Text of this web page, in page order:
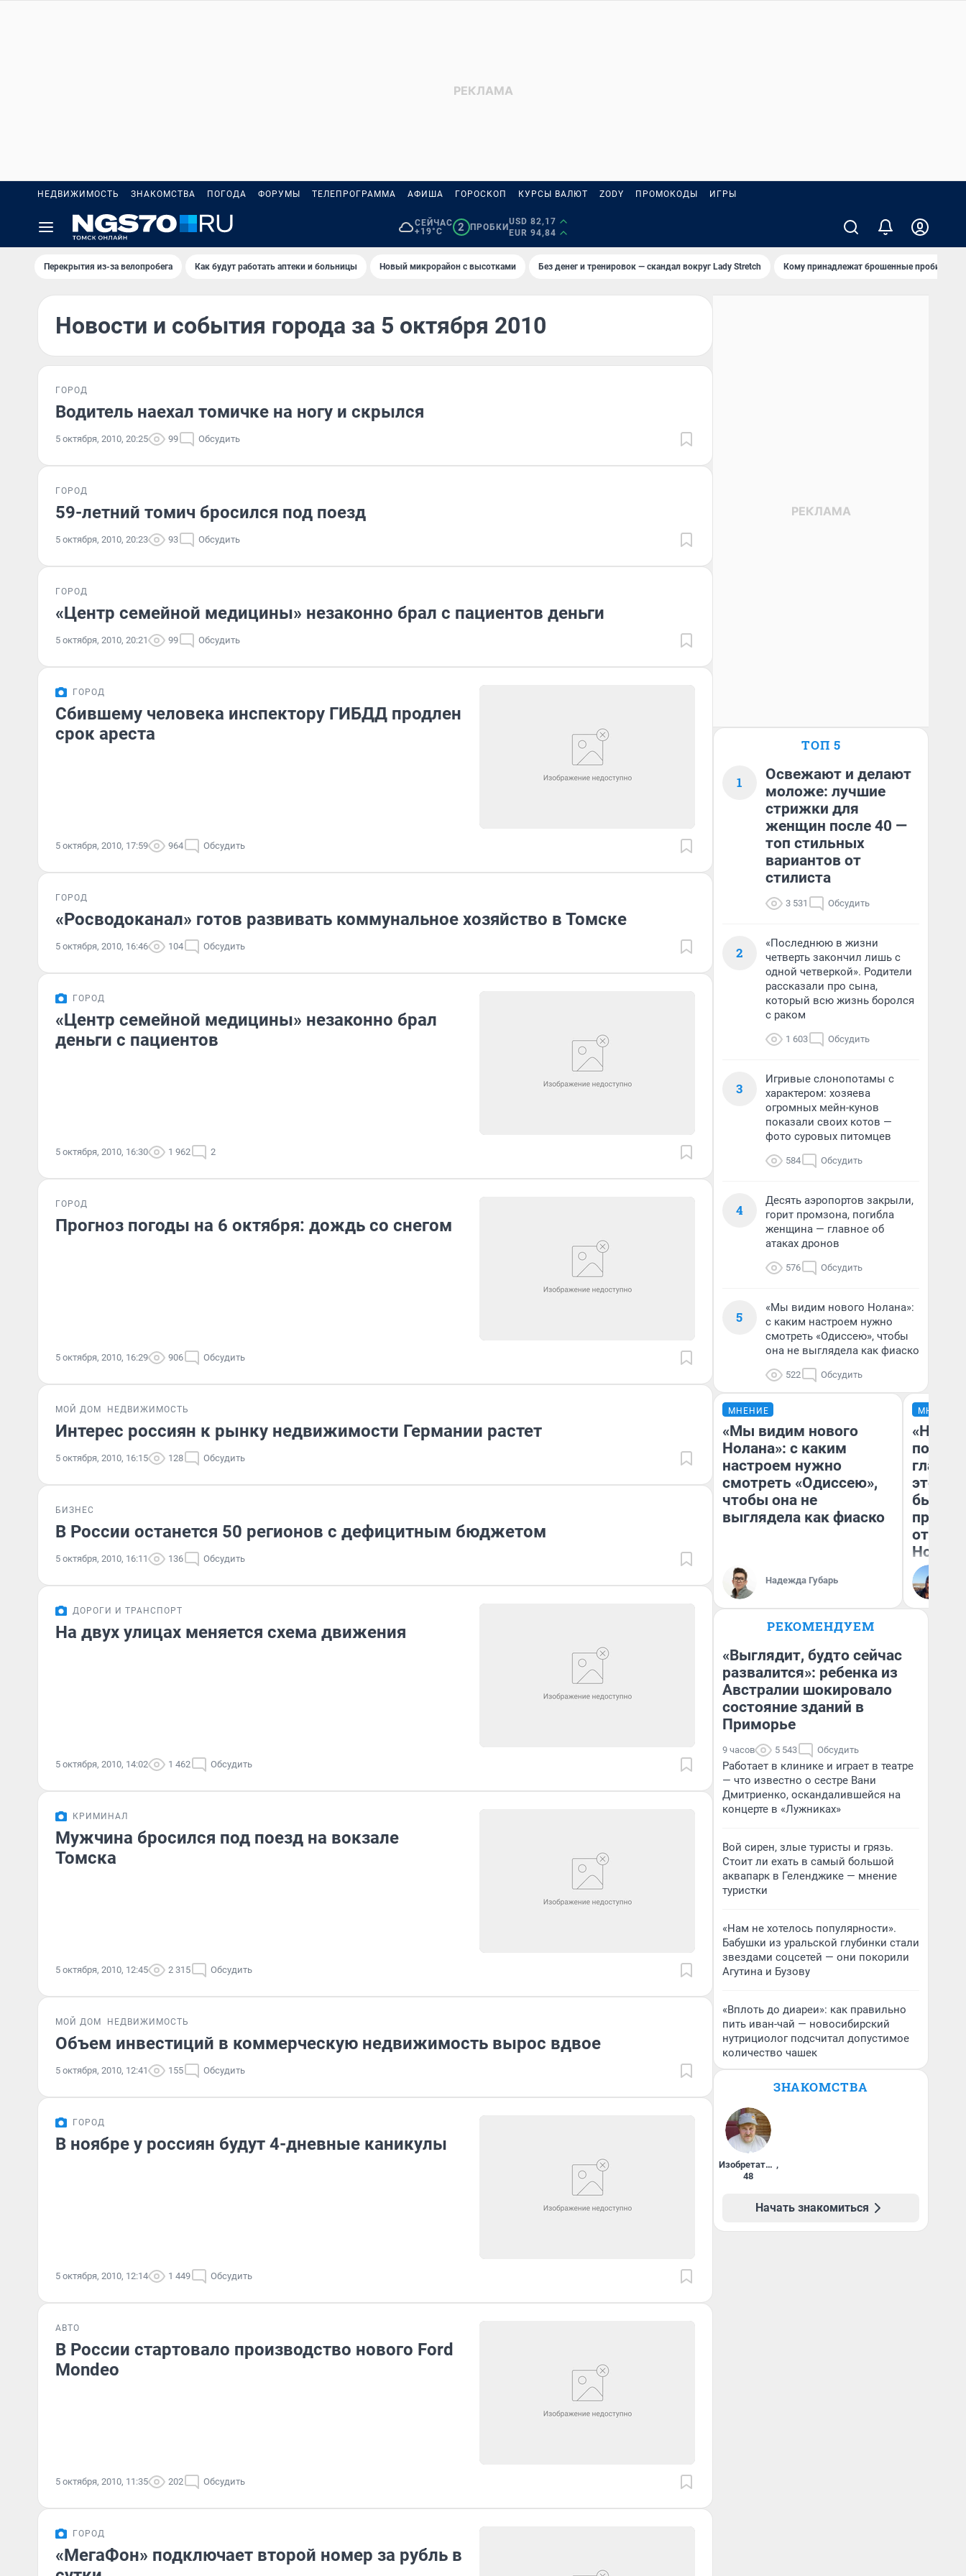
НЕДВИЖИМОСТЬ ЗНАКОМСТВА ПОГОДА ФОРУМЫ ТЕЛЕПРОГРАММА АФИША ГОРОСКОП КУРСЫ ВАЛЮТ ZODY ПРОМОКОДЫ ИГРЫ
СЕЙЧАС
+19°C
2 ПРОБКИ
USD 82,17
EUR 94,84
Перекрытия из-за велопробега Как будут работать аптеки и больницы Новый микрорайон с высотками Без денег и тренировок — скандал вокруг Lady Stretch Кому принадлежат брошенные пробирки?
Новости и события города за 5 октября 2010
ГОРОД
Водитель наехал томичке на ногу и скрылся
5 октября, 2010, 20:25 99 Обсудить
ГОРОД
59-летний томич бросился под поезд
5 октября, 2010, 20:23 93 Обсудить
ГОРОД
«Центр семейной медицины» незаконно брал с пациентов деньги
5 октября, 2010, 20:21 99 Обсудить
ГОРОД
Сбившему человека инспектору ГИБДД продлен
срок ареста
5 октября, 2010, 17:59 964 Обсудить
ГОРОД
«Росводоканал» готов развивать коммунальное хозяйство в Томске
5 октября, 2010, 16:46 104 Обсудить
ГОРОД
«Центр семейной медицины» незаконно брал
деньги с пациентов
5 октября, 2010, 16:30 1 962 2
ГОРОД
Прогноз погоды на 6 октября: дождь со снегом
5 октября, 2010, 16:29 906 Обсудить
МОЙ ДОМ НЕДВИЖИМОСТЬ
Интерес россиян к рынку недвижимости Германии растет
5 октября, 2010, 16:15 128 Обсудить
БИЗНЕС
В России останется 50 регионов с дефицитным бюджетом
5 октября, 2010, 16:11 136 Обсудить
ДОРОГИ И ТРАНСПОРТ
На двух улицах меняется схема движения
5 октября, 2010, 14:02 1 462 Обсудить
КРИМИНАЛ
Мужчина бросился под поезд на вокзале
Томска
5 октября, 2010, 12:45 2 315 Обсудить
МОЙ ДОМ НЕДВИЖИМОСТЬ
Объем инвестиций в коммерческую недвижимость вырос вдвое
5 октября, 2010, 12:41 155 Обсудить
ГОРОД
В ноябре у россиян будут 4-дневные каникулы
5 октября, 2010, 12:14 1 449 Обсудить
АВТО
В России стартовало производство нового Ford
Mondeo
5 октября, 2010, 11:35 202 Обсудить
ГОРОД
«МегаФон» подключает второй номер за рубль в
ТОП 5
1
Освежают и делают
моложе: лучшие
стрижки для
женщин после 40 —
топ стильных
вариантов от
стилиста
3 531 Обсудить
2
«Последнюю в жизни
четверть закончил лишь с
одной четверкой». Родители
рассказали про сына,
который всю жизнь боролся
с раком
1 603 Обсудить
3
Игривые слонопотамы с
характером: хозяева
огромных мейн-кунов
показали своих котов —
фото суровых питомцев
584 Обсудить
4
Десять аэропортов закрыли,
горит промзона, погибла
женщина — главное об
атаках дронов
576 Обсудить
5
«Мы видим нового Нолана»:
с каким настроем нужно
смотреть «Одиссею», чтобы
она не выглядела как фиаско
522 Обсудить
МНЕНИЕ
«Мы видим нового
Нолана»: с каким
настроем нужно
смотреть «Одиссею»,
чтобы она не
выглядела как фиаско
Надежда Губарь
МНЕНИЕ
этого
бьет
отзыв
Нолана
РЕКОМЕНДУЕМ
«Выглядит, будто сейчас
развалится»: ребенка из
Австралии шокировало
состояние зданий в
Приморье
9 часов 5 543 Обсудить
Работает в клинике и играет в театре
— что известно о сестре Вани
Дмитриенко, оскандалившейся на
концерте в «Лужниках»
Вой сирен, злые туристы и грязь.
Стоит ли ехать в самый большой
аквапарк в Геленджике — мнение
туристки
«Нам не хотелось популярности».
Бабушки из уральской глубинки стали
звездами соцсетей — они покорили
Агутина и Бузову
«Вплоть до диареи»: как правильно
пить иван-чай — новосибирский
нутрициолог подсчитал допустимое
количество чашек
ЗНАКОМСТВА
Изобретатель ,
48
Начать знакомиться